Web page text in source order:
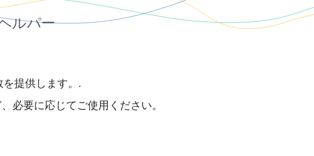
ルパー
提供します。.
必要に応じてご使用ください。